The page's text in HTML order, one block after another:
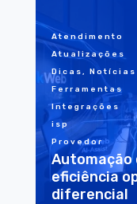
Atendimento
Atualizações
Dicas, Notícias
Ferramentas
Integrações
isp
Provedor
Automação
eficiência
diferencial